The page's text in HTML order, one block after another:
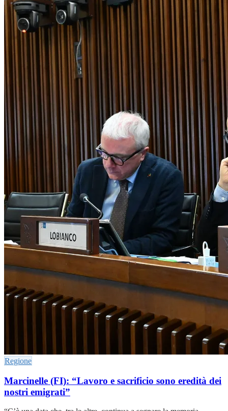
Regione
Marcinelle (FI): “Lavoro e sacrificio sono eredità dei
nostri emigrati”